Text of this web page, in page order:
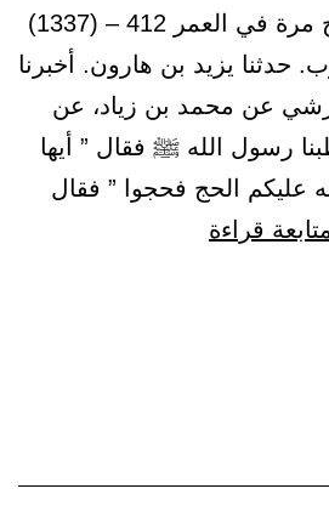
(73) باب فرض الحج مرة في العمر 412 – (1337)
حدثنا يزيد بن هارون. أخبرنا
عن محمد بن زياد، عن
رسول الله ﷺ فقال ” أيها
عليكم الحج فحجوا ” فقال
متابعة قراءة